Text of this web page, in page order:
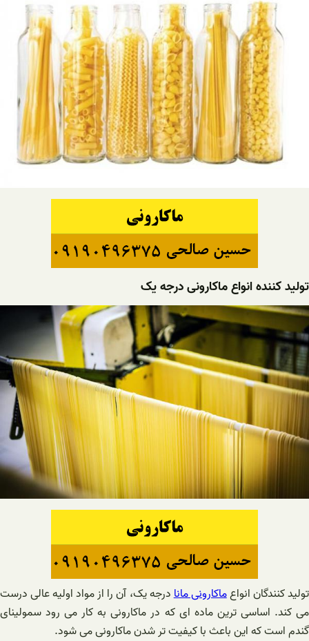
تولید کننده انواع ماکارونی درجه یک
تولید کنندگان انواعماکارونی مانادرجه یک، آن را از مواد اولیه عالی درست
می کند. اساسی ترین ماده ای که در ماکارونی به کار می رود سمولینای
گندم است که این باعث با کیفیت تر شدن ماکارونی می شود.